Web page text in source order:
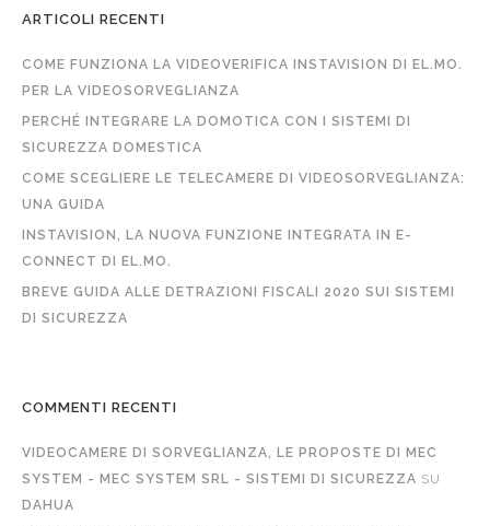
ARTICOLI RECENTI
COME FUNZIONA LA VIDEOVERIFICA INSTAVISION DI EL.MO.
PER LA VIDEOSORVEGLIANZA
PERCHÉ INTEGRARE LA DOMOTICA CON I SISTEMI DI
SICUREZZA DOMESTICA
COME SCEGLIERE LE TELECAMERE DI VIDEOSORVEGLIANZA:
UNA GUIDA
INSTAVISION, LA NUOVA FUNZIONE INTEGRATA IN E-
CONNECT DI EL.MO.
BREVE GUIDA ALLE DETRAZIONI FISCALI 2020 SUI SISTEMI
DI SICUREZZA
COMMENTI RECENTI
VIDEOCAMERE DI SORVEGLIANZA, LE PROPOSTE DI MEC
SYSTEM - MEC SYSTEM SRL - SISTEMI DI SICUREZZA SU
DAHUA